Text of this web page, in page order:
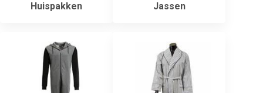
Huispakken Jassen